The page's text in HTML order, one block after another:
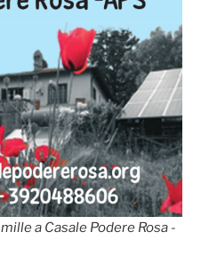
a Casale Podere Rosa -